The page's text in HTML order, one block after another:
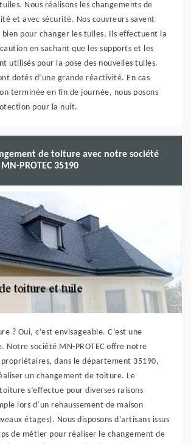
Nous réalisons les changements de
et avec sécurité. Nos couvreurs savent
pour changer les tuiles. Ils effectuent la
en sachant que les supports et les
utilisés pour la pose des nouvelles tuiles.
dotés d’une grande réactivité. En cas
terminée en fin de journée, nous posons
pour la nuit.
de toiture avec notre société
PROTEC 35190
? Oui, c’est envisageable. C’est une
Notre société MN-PROTEC offre notre
dans le département 35190,
un changement de toiture. Le
s’effectue pour diverses raisons
lors d’un rehaussement de maison
étages). Nous disposons d’artisans issus
de métier pour réaliser le changement de